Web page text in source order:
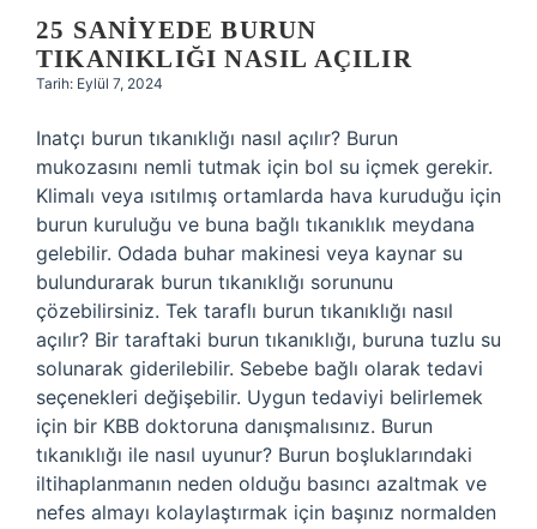
25 SANIYEDE BURUN
TIKANIKLIĞI NASIL AÇILIR
Tarih: Eylül 7, 2024
Inatçı burun tıkanıklığı nasıl açılır? Burun
mukozasını nemli tutmak için bol su içmek gerekir.
Klimalı veya ısıtılmış ortamlarda hava kuruduğu için
burun kuruluğu ve buna bağlı tıkanıklık meydana
gelebilir. Odada buhar makinesi veya kaynar su
bulundurarak burun tıkanıklığı sorununu
çözebilirsiniz. Tek taraflı burun tıkanıklığı nasıl
açılır? Bir taraftaki burun tıkanıklığı, buruna tuzlu su
solunarak giderilebilir. Sebebe bağlı olarak tedavi
seçenekleri değişebilir. Uygun tedaviyi belirlemek
için bir KBB doktoruna danışmalısınız. Burun
tıkanıklığı ile nasıl uyunur? Burun boşluklarındaki
iltihaplanmanın neden olduğu basıncı azaltmak ve
nefes almayı kolaylaştırmak için başınız normalden